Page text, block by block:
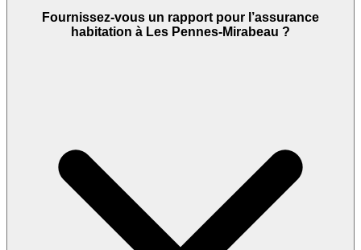
Fournissez-vous un rapport pour l’assurance
habitation à Les Pennes-Mirabeau ?